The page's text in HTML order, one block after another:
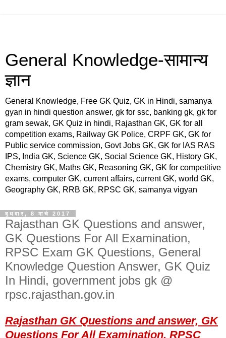
General Knowledge-सामान्य
ज्ञान
General Knowledge, Free GK Quiz, GK in Hindi, samanya
gyan in hindi question answer, gk for ssc, banking gk, gk for
gram sewak, GK Quiz in hindi, Rajasthan GK, GK for all
competition exams, Railway GK Police, CRPF GK, GK for
Public service commission, Govt Jobs GK, GK for IAS RAS
IPS, India GK, Science GK, Social Science GK, History GK,
Chemistry GK, Maths GK, Reasoning GK, GK for competitive
exams, computer GK, current affairs, current GK, world GK,
Geography GK, RRB GK, RPSC GK, samanya vigyan
बुधवार, 8 मार्च 2017
Rajasthan GK Questions and answer,
GK Questions For All Examination,
RPSC Exam GK Questions, General
Knowledge Question Answer, GK Quiz
In Hindi, government jobs gk @
rpsc.rajasthan.gov.in
Rajasthan GK Questions and answer, GK
Questions For All Examination, RPSC